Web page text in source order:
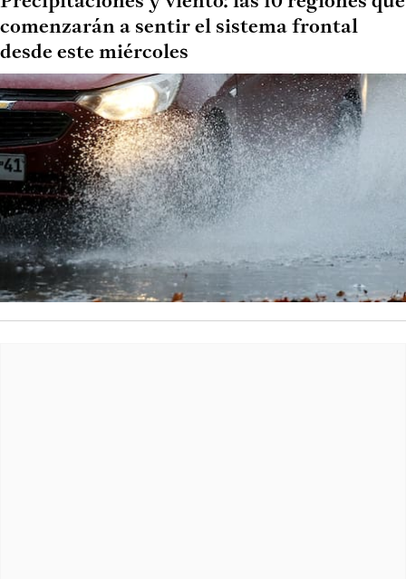
comenzarán a sentir el sistema frontal
desde este miércoles